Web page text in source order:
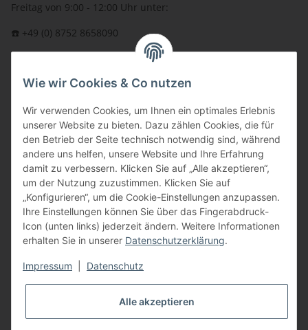
Freitag von 9:00 - 12:00 Uhr unter:
☎️ +49 (0) 8752 8658090
oder über unserKontaktformular
BFT - Autorisierter Fachhändler
Wie wir Cookies & Co nutzen
Wir verwenden Cookies, um Ihnen ein optimales Erlebnis
unserer Website zu bieten. Dazu zählen Cookies, die für
den Betrieb der Seite technisch notwendig sind, während
andere uns helfen, unsere Website und Ihre Erfahrung
damit zu verbessern. Klicken Sie auf „Alle akzeptieren“,
um der Nutzung zuzustimmen. Klicken Sie auf
„Konfigurieren“, um die Cookie-Einstellungen anzupassen.
Ihre Einstellungen können Sie über das Fingerabdruck-
Icon (unten links) jederzeit ändern. Weitere Informationen
erhalten Sie in unserer Datenschutzerklärung.
Impressum Datenschutz
Alle akzeptieren